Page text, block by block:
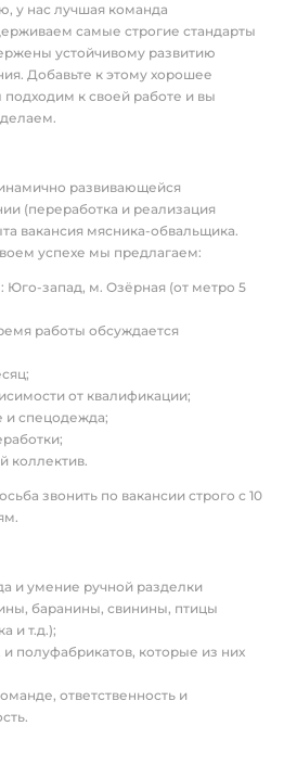
у нас лучшая команда
самые строгие стандарты
устойчивому развитию
Добавьте к этому хорошее
к своей работе и вы
развивающейся
(переработка и реализация
вакансия мясника-обвальщика.
успехе мы предлагаем:
Юго-запад, м. Озёрная (от метро 5
работы обсуждается
от квалификации;
и спецодежда;
коллектив.
звонить по вакансии строго с 10
и умение ручной разделки
баранины, свинины, птицы
и т.д.);
полуфабрикатов, которые из них
ответственность и